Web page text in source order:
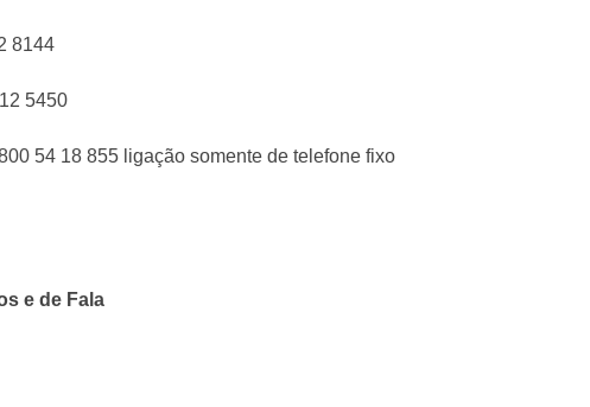
8144
5450
54 18 855 ligação somente de telefone fixo
e de Fala